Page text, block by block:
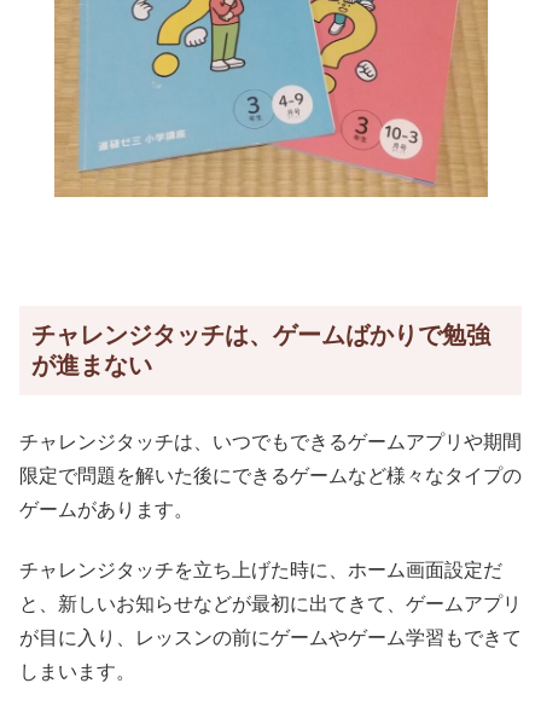
チャレンジタッチは、ゲームばかりで勉強
が進まない
チャレンジタッチは、いつでもできるゲームアプリや期間
限定で問題を解いた後にできるゲームなど様々なタイプの
ゲームがあります。
チャレンジタッチを立ち上げた時に、ホーム画面設定だ
と、新しいお知らせなどが最初に出てきて、ゲームアプリ
が目に入り、レッスンの前にゲームやゲーム学習もできて
しまいます。